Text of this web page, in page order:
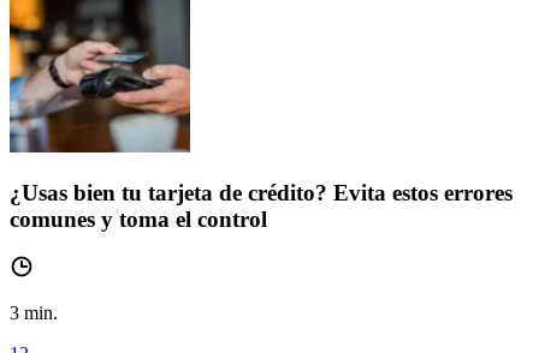
¿Usas bien tu tarjeta de crédito? Evita estos errores
comunes y toma el control
3 min.